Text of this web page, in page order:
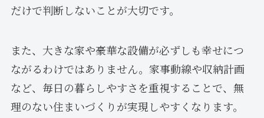
だけで判断しないことが大切です。
また、大きな家や豪華な設備が必ずしも幸せにつ
ながるわけではありません。家事動線や収納計画
など、毎日の暮らしやすさを重視することで、無
理のない住まいづくりが実現しやすくなります。